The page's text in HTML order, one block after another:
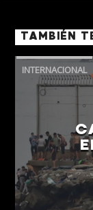
TAMBIÉN
INTERNACIONAL